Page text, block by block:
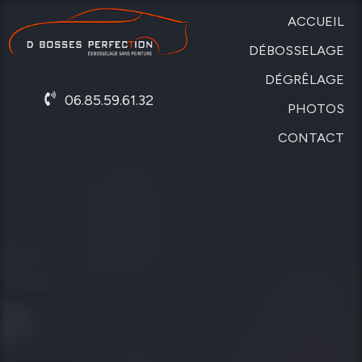
06.85.59.61.32
ACCUEIL
DÉBOSSELAGE
SANS
PEINTURE
DÉGRÊLAGE
DE
CARROSSERIE
PHOTOS
CONTACT